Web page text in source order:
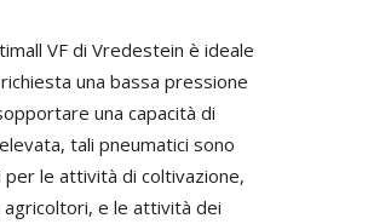
VF di Vredestein è ideale
una bassa pressione
una capacità di
tali pneumatici sono
le attività di coltivazione,
e le attività dei